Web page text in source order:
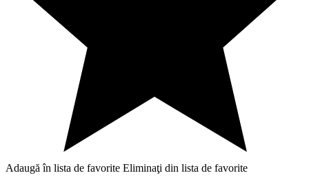
Adaugă în lista de favorite Eliminaţi din lista de favorite